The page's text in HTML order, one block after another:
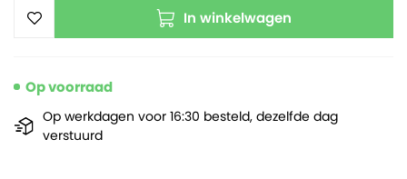
In winkelwagen
Op voorraad
Op werkdagen voor 16:30 besteld, dezelfde dag
verstuurd